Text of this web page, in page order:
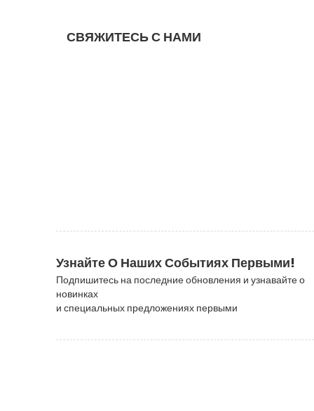
СВЯЖИТЕСЬ С НАМИ
Узнайте О Наших Событиях Первыми!
Подпишитесь на последние обновления и узнавайте о
новинках
и специальных предложениях первыми